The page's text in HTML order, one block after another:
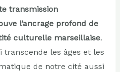
transmission
l’ancrage profond de
culturelle marseillaise.
les âges et les
de notre cité aussi